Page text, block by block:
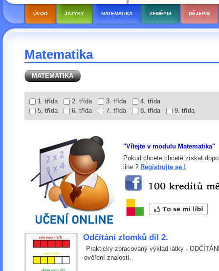
ÚVOD JAZYKY MATEMATIKA ZEMĚPIS DĚJEPIS
Matematika
MATEMATIKA
1. třída 2. třída 3. třída
4. třída
5. třída
6. třída 7. třída 8. třída 9. třída
"Vítejte v modulu Matematika"
Pokud chcete chcete získat
line ? Registrujte se !
Odčítání zlomků díl 2.
Prakticky zpracovaný výklad látky -
ověření znalostí.